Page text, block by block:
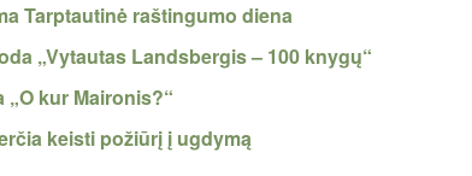
Tarptautinė raštingumo diena
„Vytautas Landsbergis – 100 knygų“
kur Maironis?“
keisti požiūrį į ugdymą